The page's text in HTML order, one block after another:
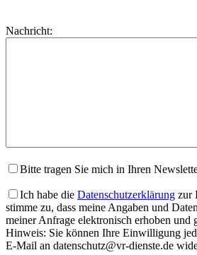
dieses
lasse
Nachricht:
Bitte tragen Sie mich in Ihren
Ich habe die Datenschutzerklärung zur
stimme zu, dass meine Angaben und
meiner Anfrage elektronisch erhoben und
Hinweis: Sie können Ihre Einwilligung
E-Mail an datenschutz@vr-dienste.de